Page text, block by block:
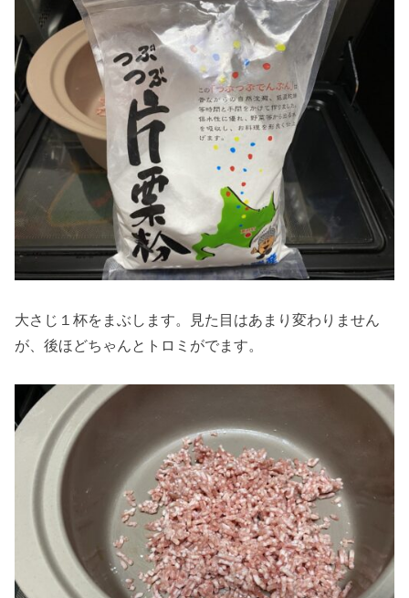
大さじ１杯をまぶします。見た目はあまり変わりません
が、後ほどちゃんとトロミがでます。